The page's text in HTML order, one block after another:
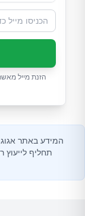
הזנת מייל
המידע באתר
תחליף לייעוץ